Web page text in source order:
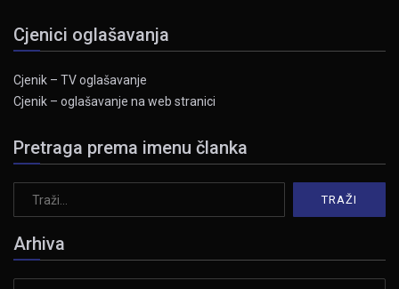
Cjenici oglašavanja
Cjenik – TV oglašavanje
Cjenik – oglašavanje na web stranici
Pretraga prema imenu članka
Arhiva